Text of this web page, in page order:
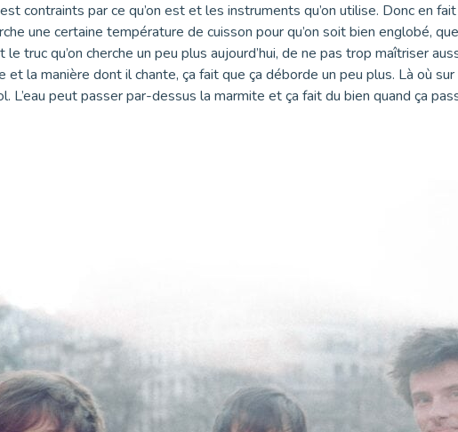
contraints par ce qu’on est et les instruments qu’on utilise. Donc en
une certaine température de cuisson pour qu’on soit bien englobé,
truc qu’on cherche un peu plus aujourd’hui, de ne pas trop maîtriser
la manière dont il chante, ça fait que ça déborde un peu plus. Là où sur
L’eau peut passer par-dessus la marmite et ça fait du bien quand ça